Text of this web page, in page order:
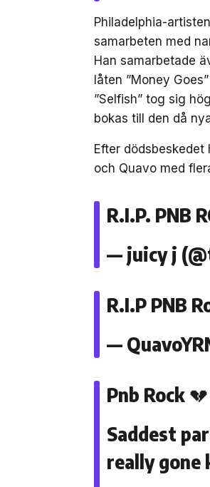
Philadelphia-
samarbeten med
Han samarbetade
låten ”Money
”Selfish” tog sig
bokas till den då
Efter
och Quavo med
R.I.P. PNB
— juicy j
R.I.P PNB
—
Pnb Rock 💔
Saddest
really gone